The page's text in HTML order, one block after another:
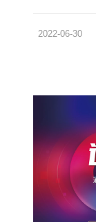
2022-06-30